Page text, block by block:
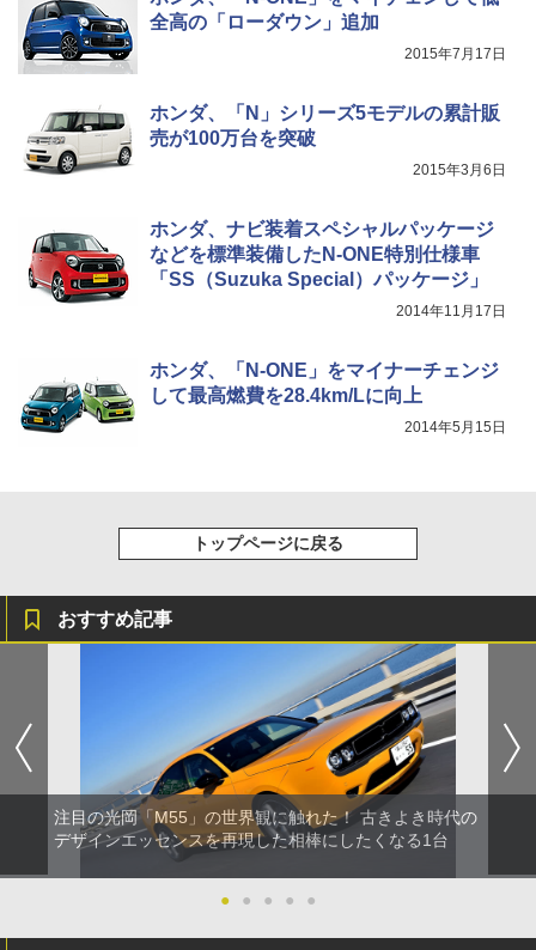
全高の「ローダウン」追加
2015年7月17日
ホンダ、「N」シリーズ5モデルの累計販
売が100万台を突破
2015年3月6日
ホンダ、ナビ装着スペシャルパッケージ
などを標準装備したN-ONE特別仕様車
「SS（Suzuka Special）パッケージ」
2014年11月17日
ホンダ、「N-ONE」をマイナーチェンジ
して最高燃費を28.4km/Lに向上
2014年5月15日
トップページに戻る
おすすめ記事
注目の光岡「M55」の世界観に触れた！ 古きよき時代の
デザインエッセンスを再現した相棒にしたくなる1台
● ● ● ● ●